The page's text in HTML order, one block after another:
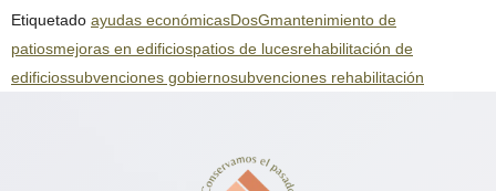
Etiquetado ayudas económicasDosGmantenimiento de
patiosmejoras en edificiospatios de lucesrehabilitación de
edificiossubvenciones gobiernosubvenciones rehabilitación